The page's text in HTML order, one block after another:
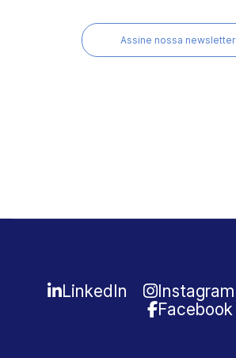
Assine nossa newsletter
LinkedIn Instagram
Facebook